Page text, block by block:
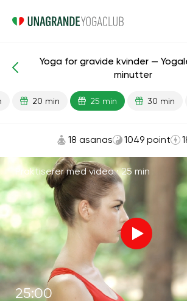
Færdiglavede lektioner Graviditet
Yoga for gravide kvinder —
minutter
20 min 25 min 30 min
18 asanas 1049 point
Praktiserer med video ·25 min
25:00